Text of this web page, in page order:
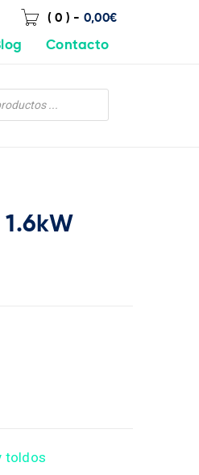
( 0 ) - 0,00€
Contacto
toldos